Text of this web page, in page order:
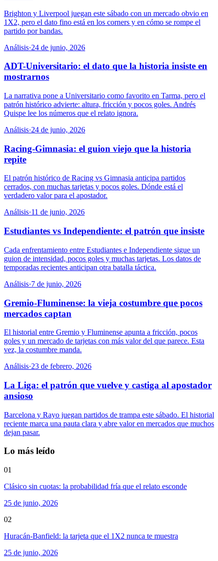
Brighton y Liverpool juegan este sábado con un mercado obvio en
1X2, pero el dato fino está en los corners y en cómo se rompe el
partido por bandas.
Análisis·24 de junio, 2026
ADT-Universitario: el dato que la historia insiste en
mostrarnos
La narrativa pone a Universitario como favorito en Tarma, pero el
patrón histórico advierte: altura, fricción y pocos goles. Andrés
Quispe lee los números que el relato ignora.
Análisis·24 de junio, 2026
Racing-Gimnasia: el guion viejo que la historia
repite
El patrón histórico de Racing vs Gimnasia anticipa partidos
cerrados, con muchas tarjetas y pocos goles. Dónde está el
verdadero valor para el apostador.
Análisis·11 de junio, 2026
Estudiantes vs Independiente: el patrón que insiste
Cada enfrentamiento entre Estudiantes e Independiente sigue un
guion de intensidad, pocos goles y muchas tarjetas. Los datos de
temporadas recientes anticipan otra batalla táctica.
Análisis·7 de junio, 2026
Gremio-Fluminense: la vieja costumbre que pocos
mercados captan
El historial entre Gremio y Fluminense apunta a fricción, pocos
goles y un mercado de tarjetas con más valor del que parece. Esta
vez, la costumbre manda.
Análisis·23 de febrero, 2026
La Liga: el patrón que vuelve y castiga al apostador
ansioso
Barcelona y Rayo juegan partidos de trampa este sábado. El historial
reciente marca una pauta clara y abre valor en mercados que muchos
dejan pasar.
Lo más leído
01
Clásico sin cuotas: la probabilidad fría que el relato esconde
25 de junio, 2026
02
Huracán-Banfield: la tarjeta que el 1X2 nunca te muestra
25 de junio, 2026